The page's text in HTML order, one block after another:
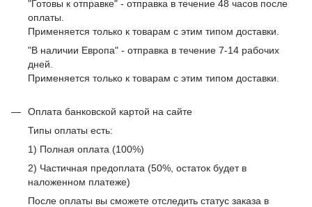
"Готовы к отправке" - отправка в течение 48 часов после
оплаты.
Применяется только к товарам с этим типом доставки.
"В наличии Европа" - отправка в течение 7-14 рабочих
дней.
Применяется только к товарам с этим типом доставки.
Оплата банковской картой на сайте
Типы оплаты есть:
1) Полная оплата (100%)
2) Частичная предоплата (50%, остаток будет в
наложенном платеже)
После оплаты вы сможете отследить статус заказа в